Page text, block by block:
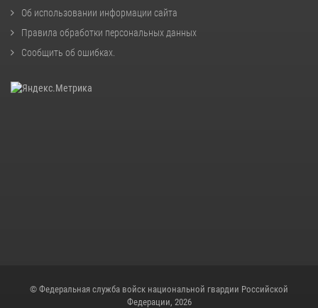
Об использовании информации сайта
Правила обработки персональных данных
Сообщить об ошибках.
© Федеральная служба войск национальной гвардии Российской
Федерации, 2026